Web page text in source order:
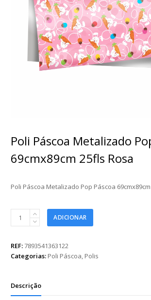
Poli Páscoa Metalizado
69cmx89cm 25fls Rosa
Poli Páscoa Metalizado Pop Páscoa
Pop
Páscoa
Rosa
quantidade
ADICIONAR
REF:7893541363122
Categorias: Poli Páscoa, Polis
Descrição